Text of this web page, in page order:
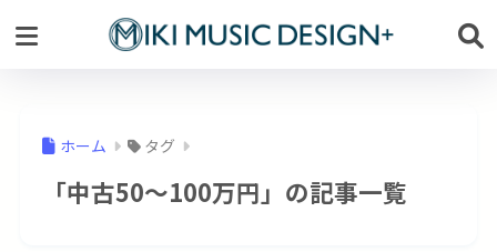
ホーム タグ
「中古50～100万円」の記事一覧